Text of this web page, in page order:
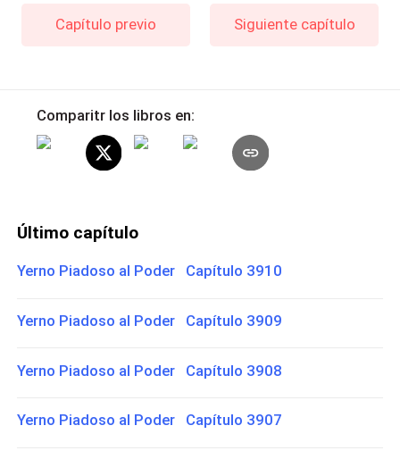
Capítulo previo Siguiente capítulo
Comparitr los libros en:
Último capítulo
Yerno Piadoso al Poder Capítulo 3910
Yerno Piadoso al Poder Capítulo 3909
Yerno Piadoso al Poder Capítulo 3908
Yerno Piadoso al Poder Capítulo 3907